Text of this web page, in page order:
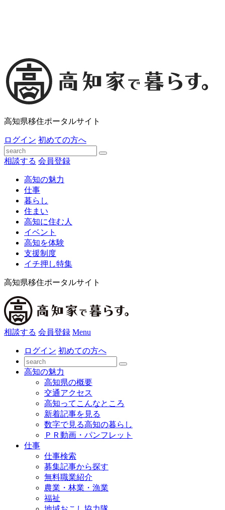
高知県移住ポータルサイト
ログイン 初めての方へ
相談する 会員登録
高知の魅力
仕事
暮らし
住まい
高知に住む人
イベント
高知を体験
支援制度
イチ押し特集
高知県移住ポータルサイト
相談する 会員登録 Menu
ログイン 初めての方へ
高知の魅力
高知県の概要
交通アクセス
高知ってこんなところ
新着記事を見る
数字で見る高知の暮らし
ＰＲ動画・パンフレット
仕事
仕事検索
募集記事から探す
無料職業紹介
農業・林業・漁業
福祉